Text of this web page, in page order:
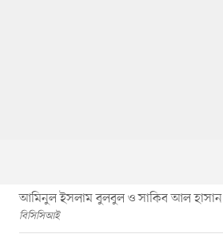
আমিনুল ইসলাম বুলবুল ও সাকিব আল হাসান
বিসিসিআই